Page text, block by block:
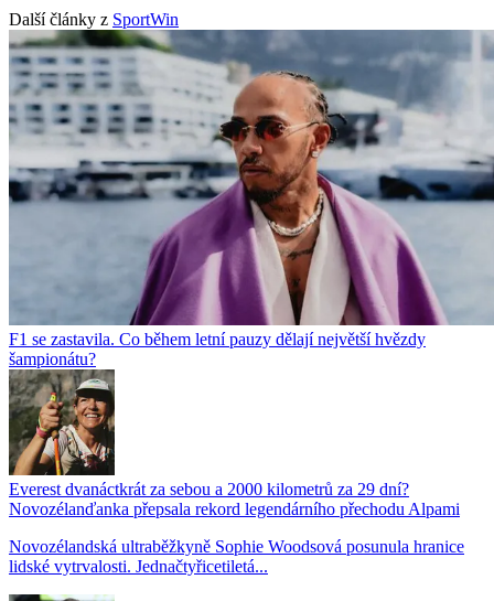
Další články z SportWin
F1 se zastavila. Co během letní pauzy dělají největší hvězdy
šampionátu?
Everest dvanáctkrát za sebou a 2000 kilometrů za 29 dní?
Novozélanďanka přepsala rekord legendárního přechodu Alpami
Novozélandská ultraběžkyně Sophie Woodsová posunula hranice
lidské vytrvalosti. Jednačtyřicetiletá...